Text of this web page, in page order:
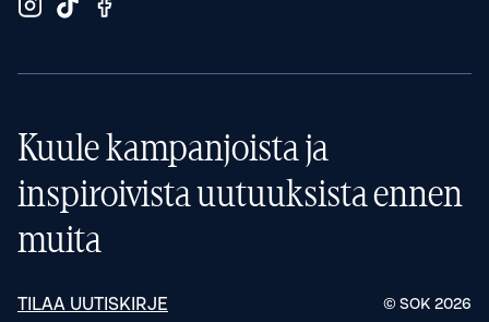
Kuule kampanjoista ja
inspiroivista uutuuksista ennen
muita
TILAA UUTISKIRJE © SOK 2026